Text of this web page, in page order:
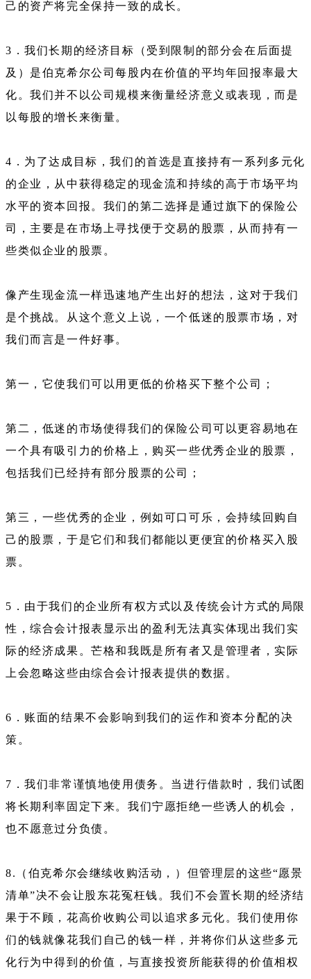
己的资产将完全保持一致的成长。
3．我们长期的经济目标（受到限制的部分会在后面提
及）是伯克希尔公司每股内在价值的平均年回报率最大
化。我们并不以公司规模来衡量经济意义或表现，而是
以每股的增长来衡量。
4．为了达成目标，我们的首选是直接持有一系列多元化
的企业，从中获得稳定的现金流和持续的高于市场平均
水平的资本回报。我们的第二选择是通过旗下的保险公
司，主要是在市场上寻找便于交易的股票，从而持有一
些类似企业的股票。
像产生现金流一样迅速地产生出好的想法，这对于我们
是个挑战。从这个意义上说，一个低迷的股票市场，对
我们而言是一件好事。
第一，它使我们可以用更低的价格买下整个公司；
第二，低迷的市场使得我们的保险公司可以更容易地在
一个具有吸引力的价格上，购买一些优秀企业的股票，
包括我们已经持有部分股票的公司；
第三，一些优秀的企业，例如可口可乐，会持续回购自
己的股票，于是它们和我们都能以更便宜的价格买入股
票。
5．由于我们的企业所有权方式以及传统会计方式的局限
性，综合会计报表显示出的盈利无法真实体现出我们实
际的经济成果。芒格和我既是所有者又是管理者，实际
上会忽略这些由综合会计报表提供的数据。
6．账面的结果不会影响到我们的运作和资本分配的决
策。
7．我们非常谨慎地使用债务。当进行借款时，我们试图
将长期利率固定下来。我们宁愿拒绝一些诱人的机会，
也不愿意过分负债。
8.（伯克希尔会继续收购活动，）但管理层的这些“愿景
清单”决不会让股东花冤枉钱。我们不会置长期的经济结
果于不顾，花高价收购公司以追求多元化。我们使用你
们的钱就像花我们自己的钱一样，并将你们从这些多元
化行为中得到的价值，与直接投资所能获得的价值相权